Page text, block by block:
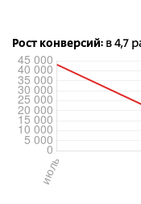
Рост конверсий: в 4,7